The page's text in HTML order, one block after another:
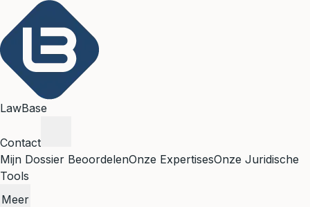
LawBase
Contact
Mijn Dossier BeoordelenOnze ExpertisesOnze Juridische
Tools
Meer